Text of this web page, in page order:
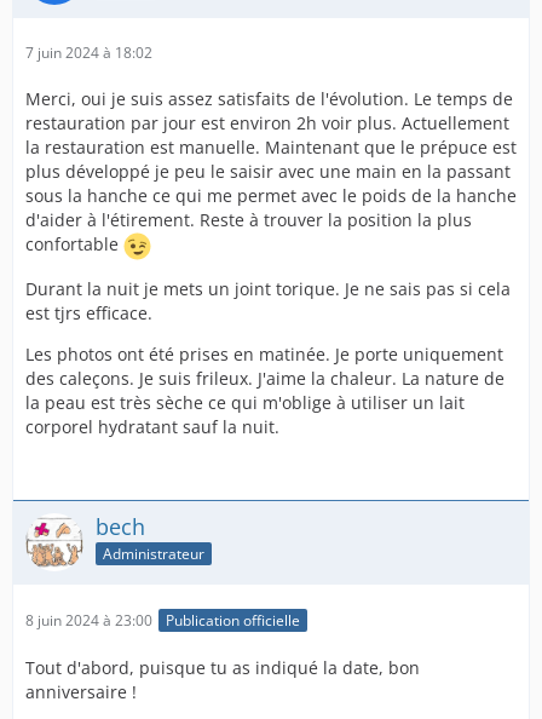
7 juin 2024 à 18:02
Merci, oui je suis assez satisfaits de l'évolution. Le temps de
restauration par jour est environ 2h voir plus. Actuellement
la restauration est manuelle. Maintenant que le prépuce est
plus développé je peu le saisir avec une main en la passant
sous la hanche ce qui me permet avec le poids de la hanche
d'aider à l'étirement. Reste à trouver la position la plus
confortable
Durant la nuit je mets un joint torique. Je ne sais pas si cela
est tjrs efficace.
Les photos ont été prises en matinée. Je porte uniquement
des caleçons. Je suis frileux. J'aime la chaleur. La nature de
la peau est très sèche ce qui m'oblige à utiliser un lait
corporel hydratant sauf la nuit.
bech
Administrateur
8 juin 2024 à 23:00 Publication officielle
Tout d'abord, puisque tu as indiqué la date, bon
anniversaire !